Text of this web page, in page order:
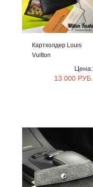
Картхолдер Louis
Vuitton
Цена:
13 000 РУБ.